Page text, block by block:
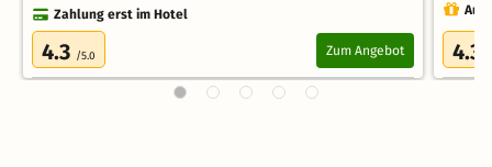
Zahlung erst im Hotel
4.3 /5.0 Zum Angebot 4.3